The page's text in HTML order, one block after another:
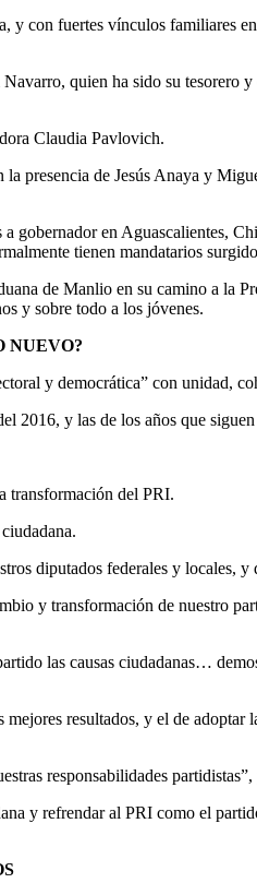
con fuertes vínculos familiares
quien ha sido su tesorero
Claudia Pavlovich.
presencia de Jesús Anaya y
gobernador en Aguascalientes,
tienen mandatarios
de Manlio en su camino a la
y sobre todo a los jóvenes.
NUEVO?
y democrática” con unidad,
2016, y las de los años que
transformación del PRI.
diputados federales y locales, y
y transformación de nuestro
las causas ciudadanas…
resultados, y el de
responsabilidades partidistas”,
y refrendar al PRI como el